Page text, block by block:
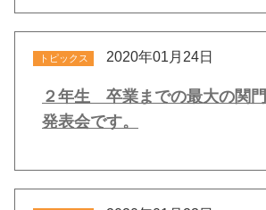
トピックス 2020年01月24日
２年生 卒業までの最大の関
発表会です。